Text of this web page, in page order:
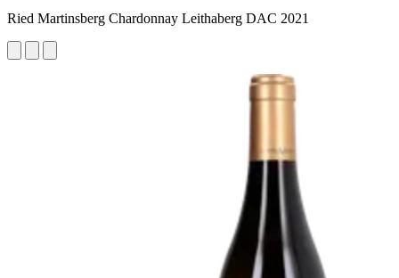
Ried Martinsberg Chardonnay Leithaberg DAC 2021